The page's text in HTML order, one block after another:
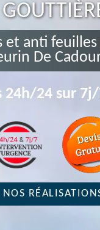
et anti
De
24h/24 sur
NOS